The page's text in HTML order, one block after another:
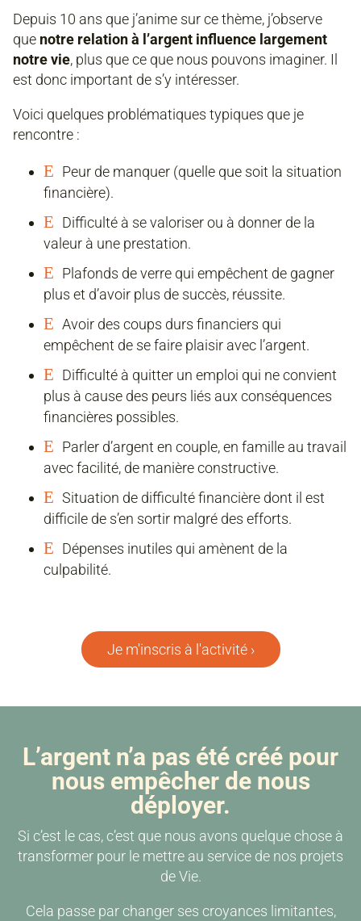
Depuis 10 ans que j’anime sur ce thème, j’observe
que notre relation à l’argent influence largement
notre vie, plus que ce que nous pouvons imaginer. Il
est donc important de s’y intéresser.
Voici quelques problématiques typiques que je
rencontre :
E Peur de manquer (quelle que soit la situation
financière).
E Difficulté à se valoriser ou à donner de la
valeur à une prestation.
E Plafonds de verre qui empêchent de gagner
plus et d’avoir plus de succès, réussite.
E Avoir des coups durs financiers qui
empêchent de se faire plaisir avec l’argent.
E Difficulté à quitter un emploi qui ne convient
plus à cause des peurs liés aux conséquences
financières possibles.
E Parler d’argent en couple, en famille au travail
avec facilité, de manière constructive.
E Situation de difficulté financière dont il est
difficile de s’en sortir malgré des efforts.
E Dépenses inutiles qui amènent de la
culpabilité.
Je m'inscris à l'activité ›
L’argent n’a pas été créé pour
nous empêcher de nous
déployer.
Si c’est le cas, c’est que nous avons quelque chose à
transformer pour le mettre au service de nos projets
de Vie.
Cela passe par changer ses croyances limitantes,